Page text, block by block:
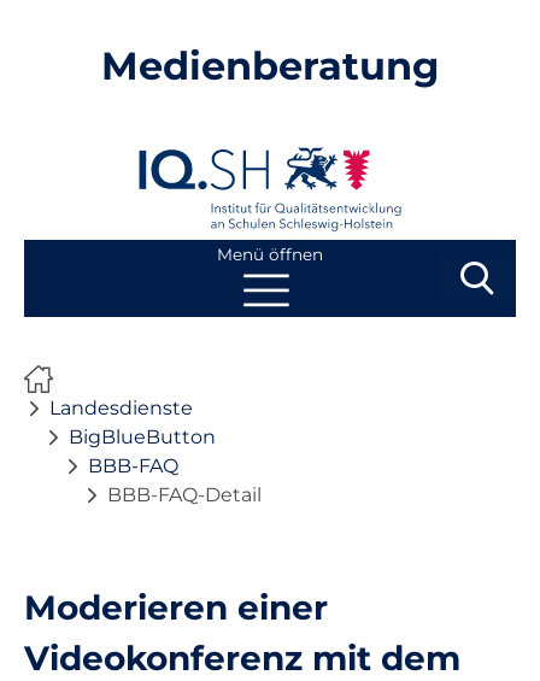
Medienberatung
Menü öffnen
Beratung
Unterricht
Ausstattung
Landesdienste
BigBlueButton
BBB-FAQ
BBB-FAQ-Detail
Moderieren einer
Videokonferenz mit dem